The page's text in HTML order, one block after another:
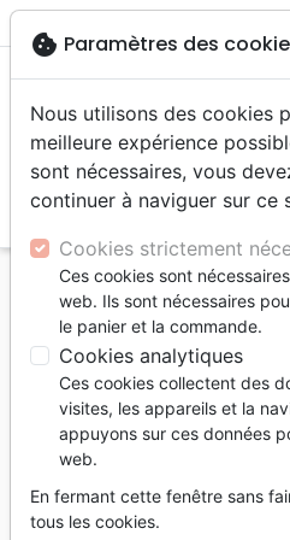
menu
Accueil Auteurs Giralt
Matthieu Giralt
Liste des produits par
Filtrer
Croissance
cookie Paramètres des
Nous utilisons des cookies
meilleure expérience
sont nécessaires, vous
continuer à naviguer sur ce
Cookies strictement
Ces cookies sont
web. Ils sont nécessaires
le panier et la commande.
Cookies analytiques
Ces cookies collectent des
visites, les appareils et la
appuyons sur ces données
web.
En fermant cette fenêtre sans
tous les cookies.